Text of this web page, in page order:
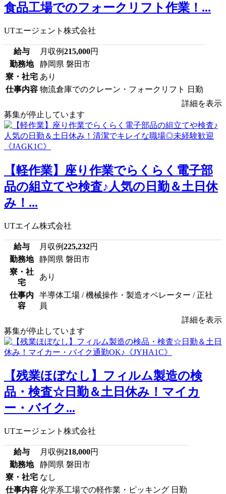
食品工場でのフォークリフト作業！...
UTエージェント株式会社
給与 月収例215,000円
勤務地
静岡県 磐田市
寮・社宅 あり
仕事内容 物流倉庫でのクレーン・フォークリフト 日勤
詳細を表示
募集が停止しています
【軽作業】座り作業でらくらく電子部
品の組立てや検査♪人気の日勤＆土日休
み！...
UTエイム株式会社
給与 月収例225,232円
勤務地
静岡県 磐田市
寮・社
宅
あり
仕事内
容
半導体工場 / 機械操作・製造オペレーター / 正社
員
詳細を表示
募集が停止しています
【残業ほぼなし】フィルム製造の検
品・検査☆日勤＆土日休み！マイカ
ー・バイク...
UTエージェント株式会社
給与 月収例218,000円
勤務地
静岡県 磐田市
寮・社宅 なし
仕事内容 化学系工場での軽作業・ピッキング 日勤